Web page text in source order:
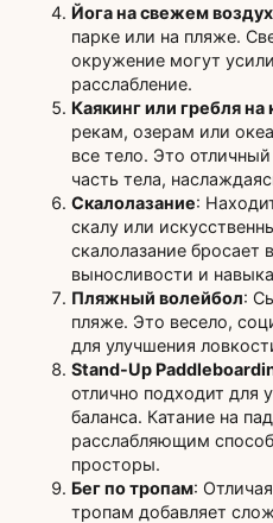
Йога на свежем
парке или на пляже.
окружение могут
расслабление.
Каякинг или гребля на
рекам, озерам или
все тело. Это
часть тела,
Скалолазание:
скалу или
скалолазание бросает
выносливости и
Пляжный волейбол:
пляже. Это весело,
для улучшения
Stand-Up
отлично подходит для
баланса. Катание на
расслабляющим
просторы.
Бег по тропам:
тропам добавляет